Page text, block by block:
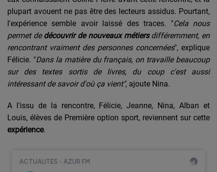
plupart avouent ne pas être des lecteurs assidus. Pourtant,
l'expérience semble avoir laissé des traces. "Cela nous
permet de découvrir de nouveaux métiersdifféremment, en
rencontrant vraiment des personnes concernées", explique
Félicie. "Dans la matière du français, on travaille beaucoup
sur des textes sortis de livres, du coup c'est aussi
intéressant de savoir d'où ça vient", ajoute Nina.
A l'issu de la rencontre, Félicie, Jeanne, Nina, Alban et
Louis, élèves de Première option sport, reviennent sur cette
expérience.